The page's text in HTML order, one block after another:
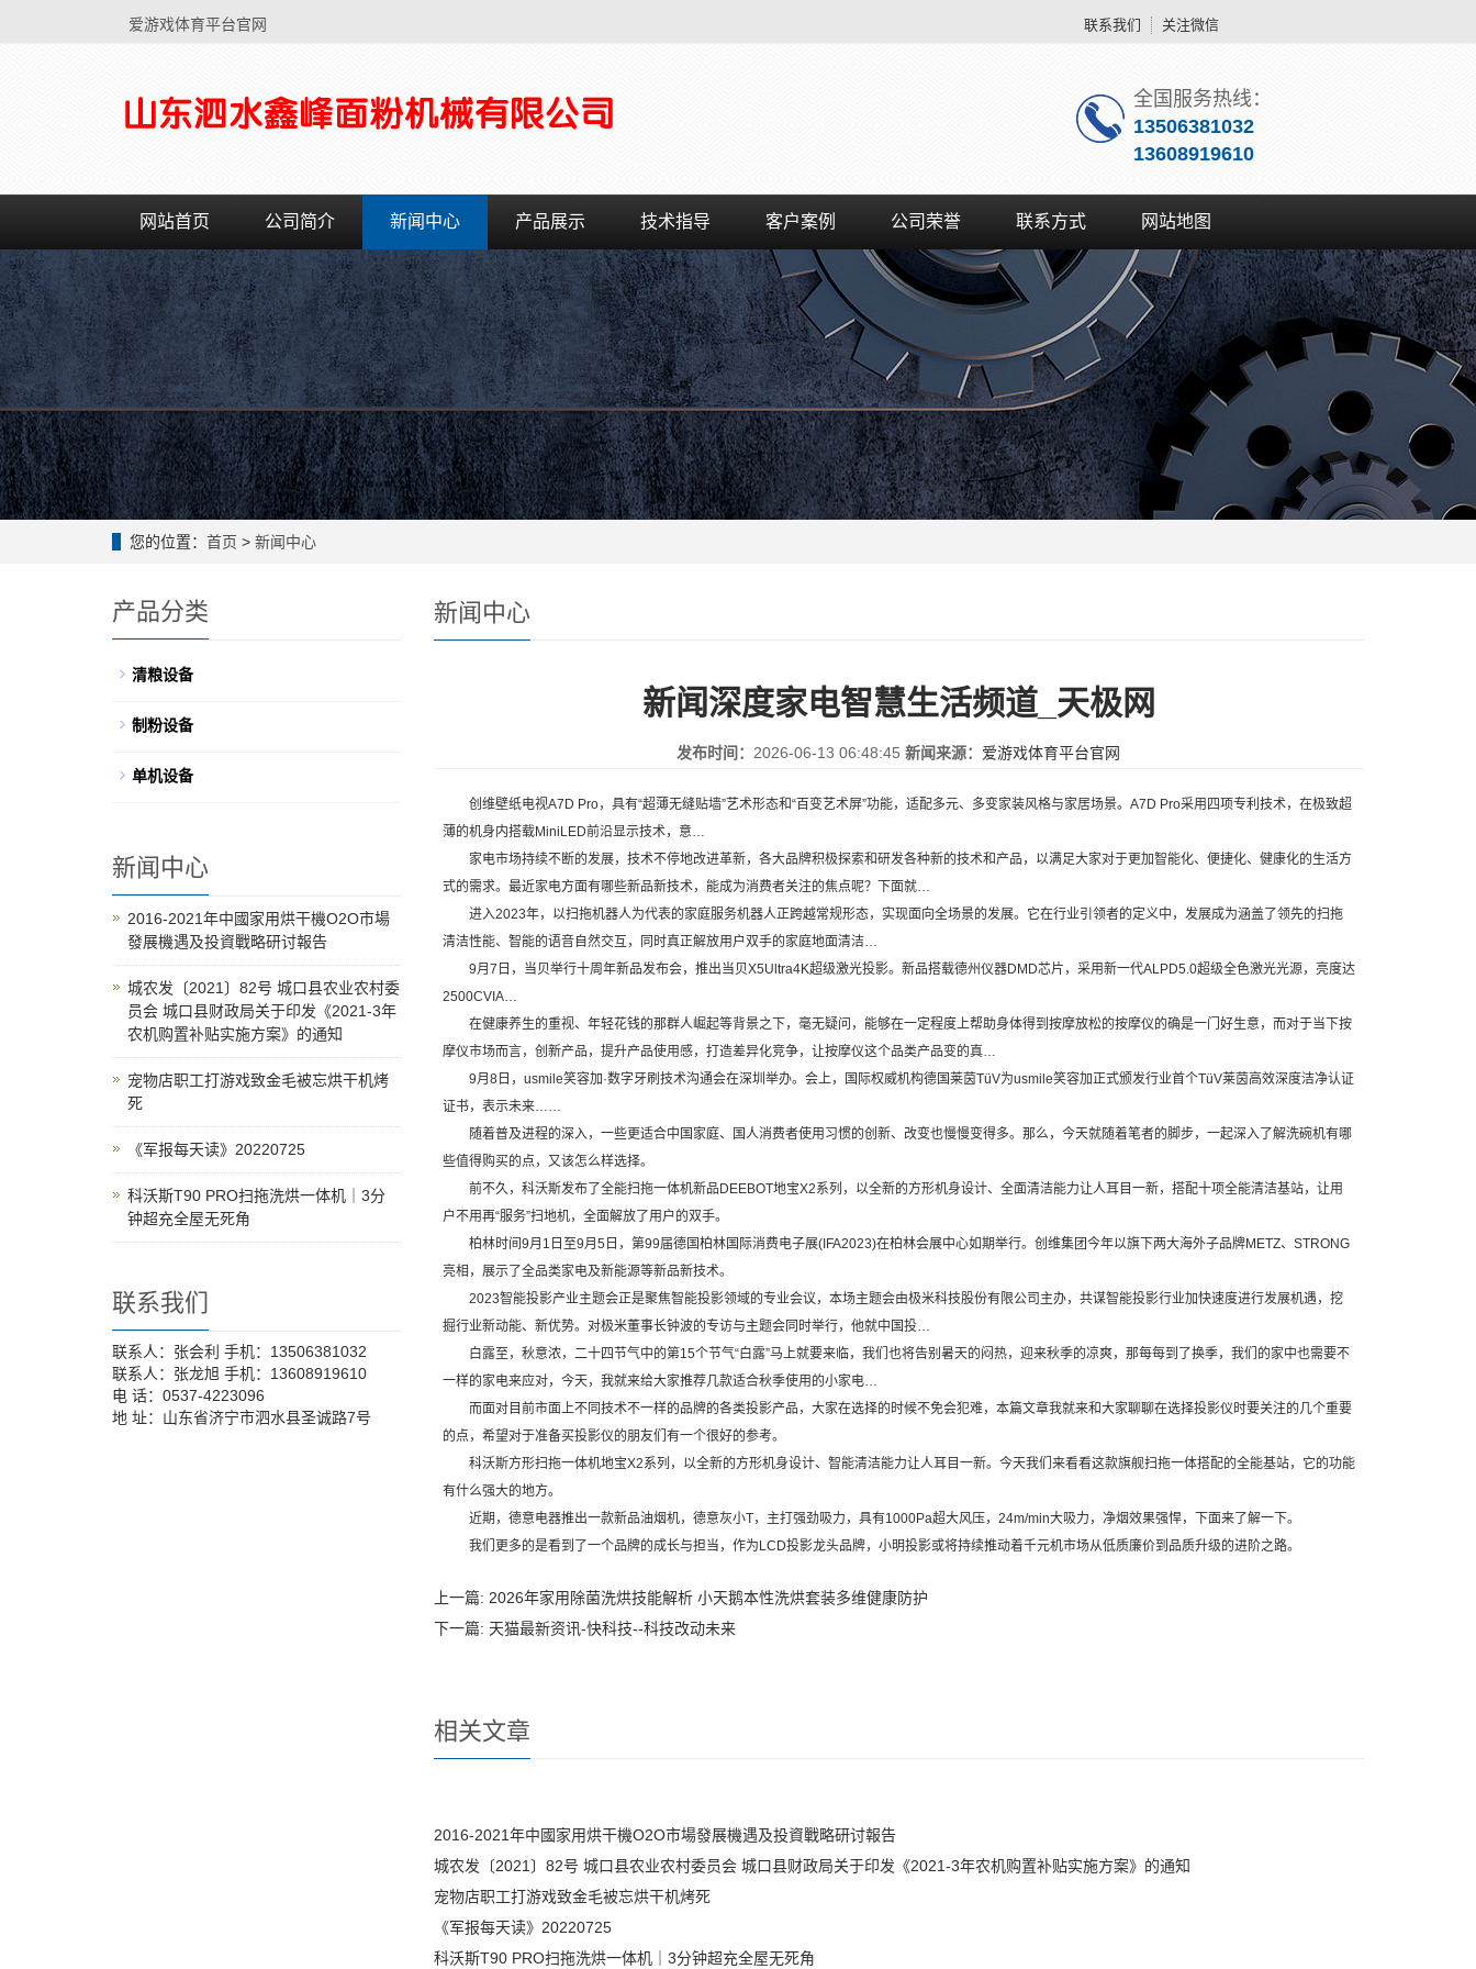
爱游戏体育平台官网 联系我们 关注微信
全国服务热线：
13506381032
13608919610
网站首页 公司简介 新闻中心 产品展示 技术指导 客户案例 公司荣誉 联系方式 网站地图
您的位置： 首页 > 新闻中心
新闻中心
新闻深度家电智慧生活频道_天极网
发布时间： 2026-06-13 06:48:45新闻来源： 爱游戏体育平台官网
创维壁纸电视A7D Pro，具有“超薄无缝贴墙”艺术形态和“百变艺术屏”功能，适配多元、多变家装风格与家居场景。A7D Pro采用四项专利技术，在极致超
薄的机身内搭载MiniLED前沿显示技术，意…
家电市场持续不断的发展，技术不停地改进革新，各大品牌积极探索和研发各种新的技术和产品，以满足大家对于更加智能化、便捷化、健康化的生活方
式的需求。最近家电方面有哪些新品新技术，能成为消费者关注的焦点呢？下面就…
进入2023年，以扫拖机器人为代表的家庭服务机器人正跨越常规形态，实现面向全场景的发展。它在行业引领者的定义中，发展成为涵盖了领先的扫拖
清洁性能、智能的语音自然交互，同时真正解放用户双手的家庭地面清洁…
9月7日，当贝举行十周年新品发布会，推出当贝X5Ultra4K超级激光投影。新品搭载德州仪器DMD芯片，采用新一代ALPD5.0超级全色激光光源，亮度达
2500CVIA…
在健康养生的重视、年轻花钱的那群人崛起等背景之下，毫无疑问，能够在一定程度上帮助身体得到按摩放松的按摩仪的确是一门好生意，而对于当下按
摩仪市场而言，创新产品，提升产品使用感，打造差异化竞争，让按摩仪这个品类产品变的真…
9月8日，usmile笑容加·数字牙刷技术沟通会在深圳举办。会上，国际权威机构德国莱茵TüV为usmile笑容加正式颁发行业首个TüV莱茵高效深度洁净认证
证书，表示未来……
随着普及进程的深入，一些更适合中国家庭、国人消费者使用习惯的创新、改变也慢慢变得多。那么，今天就随着笔者的脚步，一起深入了解洗碗机有哪
些值得购买的点，又该怎么样选择。
前不久，科沃斯发布了全能扫拖一体机新品DEEBOT地宝X2系列，以全新的方形机身设计、全面清洁能力让人耳目一新，搭配十项全能清洁基站，让用
户不用再“服务”扫地机，全面解放了用户的双手。
柏林时间9月1日至9月5日，第99届德国柏林国际消费电子展(IFA2023)在柏林会展中心如期举行。创维集团今年以旗下两大海外子品牌METZ、STRONG
亮相，展示了全品类家电及新能源等新品新技术。
2023智能投影产业主题会正是聚焦智能投影领域的专业会议，本场主题会由极米科技股份有限公司主办，共谋智能投影行业加快速度进行发展机遇，挖
掘行业新动能、新优势。对极米董事长钟波的专访与主题会同时举行，他就中国投…
白露至，秋意浓，二十四节气中的第15个节气“白露”马上就要来临，我们也将告别暑天的闷热，迎来秋季的凉爽，那每每到了换季，我们的家中也需要不
一样的家电来应对，今天，我就来给大家推荐几款适合秋季使用的小家电…
而面对目前市面上不同技术不一样的品牌的各类投影产品，大家在选择的时候不免会犯难，本篇文章我就来和大家聊聊在选择投影仪时要关注的几个重要
的点，希望对于准备买投影仪的朋友们有一个很好的参考。
科沃斯方形扫拖一体机地宝X2系列，以全新的方形机身设计、智能清洁能力让人耳目一新。今天我们来看看这款旗舰扫拖一体搭配的全能基站，它的功能
有什么强大的地方。
近期，德意电器推出一款新品油烟机，德意灰小T，主打强劲吸力，具有1000Pa超大风压，24m/min大吸力，净烟效果强悍，下面来了解一下。
我们更多的是看到了一个品牌的成长与担当，作为LCD投影龙头品牌，小明投影或将持续推动着千元机市场从低质廉价到品质升级的进阶之路。
上一篇: 2026年家用除菌洗烘技能解析 小天鹅本性洗烘套装多维健康防护
下一篇: 天猫最新资讯-快科技--科技改动未来
相关文章
2016-2021年中國家用烘干機O2O市場發展機遇及投資戰略研讨報告
城农发〔2021〕82号 城口县农业农村委员会 城口县财政局关于印发《2021-3年农机购置补贴实施方案》的通知
宠物店职工打游戏致金毛被忘烘干机烤死
《军报每天读》20220725
科沃斯T90 PRO扫拖洗烘一体机｜3分钟超充全屋无死角
产品分类
清粮设备
制粉设备
单机设备
新闻中心
2016-2021年中國家用烘干機O2O市場
發展機遇及投資戰略研讨報告
城农发〔2021〕82号 城口县农业农村委
员会 城口县财政局关于印发《2021-3年
农机购置补贴实施方案》的通知
宠物店职工打游戏致金毛被忘烘干机烤
死
《军报每天读》20220725
科沃斯T90 PRO扫拖洗烘一体机｜3分
钟超充全屋无死角
联系我们
联系人：张会利 手机：13506381032
联系人：张龙旭 手机：13608919610
电 话：0537-4223096
地 址：山东省济宁市泗水县圣诚路7号